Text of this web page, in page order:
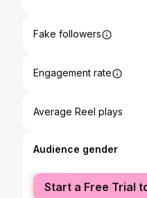
Fake followers
Engagement rate
Average Reel plays
Audience gender
female
male
Start a Free Trial